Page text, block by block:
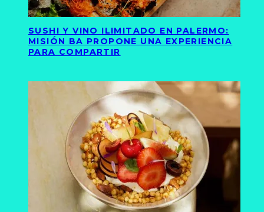
SUSHI Y VINO ILIMITADO EN PALERMO:
MISIÓN BA PROPONE UNA EXPERIENCIA
PARA COMPARTIR